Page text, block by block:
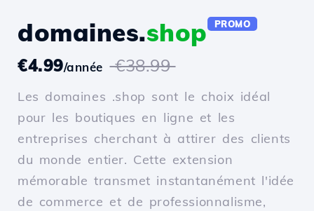
domaines.shop PROMO
€4.99/année €38.99
Les domaines .shop sont le choix idéal
pour les boutiques en ligne et les
entreprises cherchant à attirer des clients
du monde entier. Cette extension
mémorable transmet instantanément l'idée
de commerce et de professionnalisme,